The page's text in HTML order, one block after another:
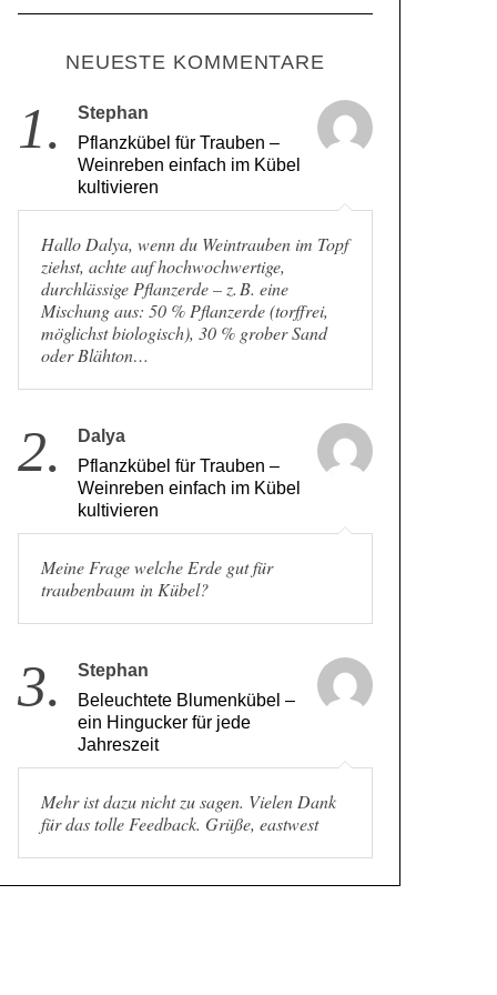
NEUESTE KOMMENTARE
1.
Stephan
Pflanzkübel für Trauben –
Weinreben einfach im Kübel
kultivieren
Hallo Dalya, wenn du Weintrauben im Topf
ziehst, achte auf hochwochwertige,
durchlässige Pflanzerde – z. B. eine
Mischung aus: 50 % Pflanzerde (torffrei,
möglichst biologisch), 30 % grober Sand
oder Blähton…
2.
Dalya
Pflanzkübel für Trauben –
Weinreben einfach im Kübel
kultivieren
Meine Frage welche Erde gut für
traubenbaum in Kübel?
3.
Stephan
Beleuchtete Blumenkübel –
ein Hingucker für jede
Jahreszeit
Mehr ist dazu nicht zu sagen. Vielen Dank
für das tolle Feedback. Grüße, eastwest